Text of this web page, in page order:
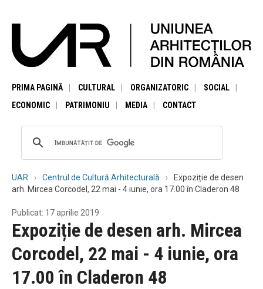
PRIMA PAGINĂ CULTURAL ORGANIZATORIC
SOCIAL
ECONOMIC
PATRIMONIU MEDIA CONTACT
UAR Centrul de Cultură Arhitecturală
Expoziție de desen
arh. Mircea Corcodel, 22 mai - 4 iunie, ora 17.00 în Claderon 48
Publicat: 17 aprilie 2019
Expoziție de desen arh. Mircea
Corcodel, 22 mai - 4 iunie, ora
17.00 în Claderon 48